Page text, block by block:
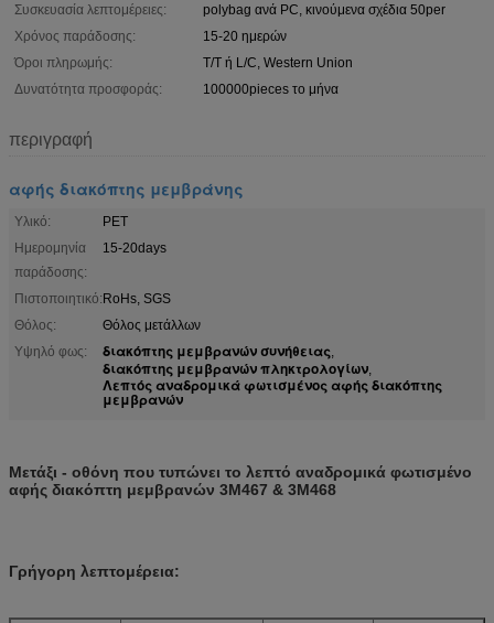
Συσκευασία λεπτομέρειες:
polybag ανά PC, κινούμενα σχέδια 50per
Χρόνος παράδοσης:
15-20 ημερών
Όροι πληρωμής:
T/T ή L/C, Western Union
Δυνατότητα προσφοράς:
100000pieces το μήνα
περιγραφή
αφής διακόπτης μεμβράνης
Υλικό:
PET
Ημερομηνία
παράδοσης:
15-20days
Πιστοποιητικό:RoHs, SGS
Θόλος:
Θόλος μετάλλων
Υψηλό φως:
διακόπτης μεμβρανών συνήθειας,
διακόπτης μεμβρανών πληκτρολογίων,
Λεπτός αναδρομικά φωτισμένος αφής διακόπτης
μεμβρανών
Μετάξι - οθόνη που τυπώνει το λεπτό αναδρομικά φωτισμένο
αφής διακόπτη μεμβρανών 3M467 & 3M468
Γρήγορη λεπτομέρεια: